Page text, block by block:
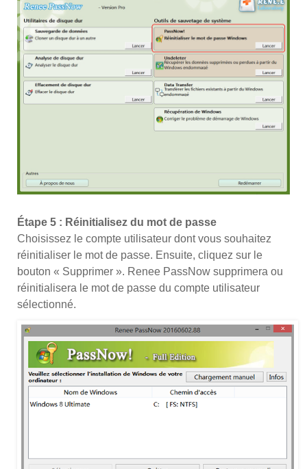
Étape 5 : Réinitialisez du mot de passe
Choisissez le compte utilisateur dont vous souhaitez
réinitialiser le mot de passe. Ensuite, cliquez sur le
bouton « Supprimer ». Renee PassNow supprimera ou
réinitialisera le mot de passe du compte utilisateur
sélectionné.